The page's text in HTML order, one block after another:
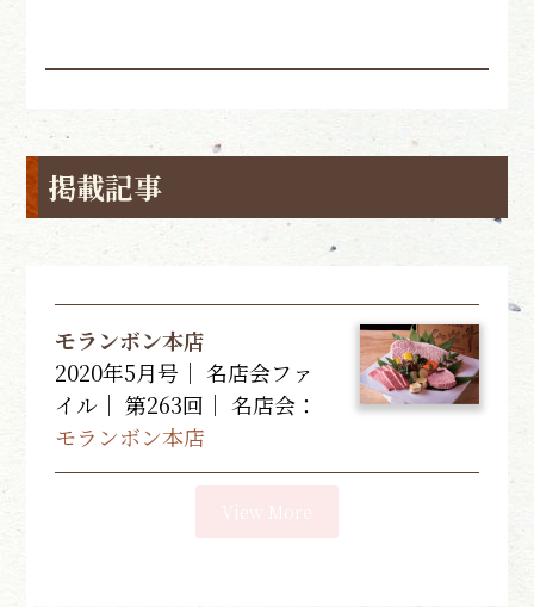
掲載記事
モランボン本店
2020年5月号｜ 名店会ファ
イル｜ 第263回｜名店会：
モランボン本店